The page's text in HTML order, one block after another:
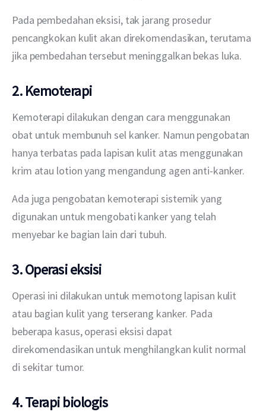
Pada pembedahan eksisi, tak jarang prosedur
pencangkokan kulit akan direkomendasikan, terutama
jika pembedahan tersebut meninggalkan bekas luka.
2. Kemoterapi
Kemoterapi dilakukan dengan cara menggunakan
obat untuk membunuh sel kanker. Namun pengobatan
hanya terbatas pada lapisan kulit atas menggunakan
krim atau lotion yang mengandung agen anti-kanker.
Ada juga pengobatan kemoterapi sistemik yang
digunakan untuk mengobati kanker yang telah
menyebar ke bagian lain dari tubuh.
3. Operasi eksisi
Operasi ini dilakukan untuk memotong lapisan kulit
atau bagian kulit yang terserang kanker. Pada
beberapa kasus, operasi eksisi dapat
direkomendasikan untuk menghilangkan kulit normal
di sekitar tumor.
4. Terapi biologis